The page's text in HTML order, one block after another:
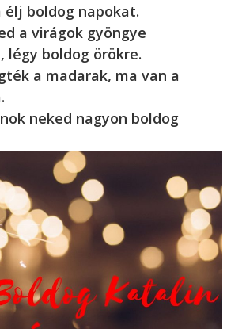
élj boldog napokat.
a virágok gyöngye
légy boldog örökre.
a madarak, ma van a
neked nagyon boldog